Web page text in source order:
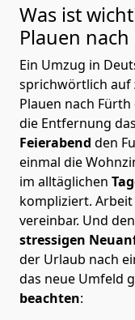
Was ist
Plauen
Ein Umzug in
sprichwörtlich auf
Plauen nach
die Entfernung
Feierabend den
einmal die
im alltäglichen
kompliziert.
vereinbar. Und den
stressigen
der Urlaub nach
das neue Umfeld
beachten: